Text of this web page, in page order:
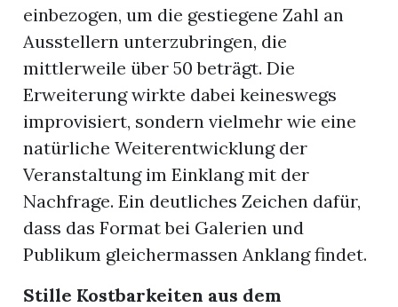
einbezogen, um die gestiegene Zahl an
Ausstellern unterzubringen, die
mittlerweile über 50 beträgt. Die
Erweiterung wirkte dabei keineswegs
improvisiert, sondern vielmehr wie eine
natürliche Weiterentwicklung der
Veranstaltung im Einklang mit der
Nachfrage. Ein deutliches Zeichen dafür,
dass das Format bei Galerien und
Publikum gleichermassen Anklang findet.
Stille Kostbarkeiten aus dem